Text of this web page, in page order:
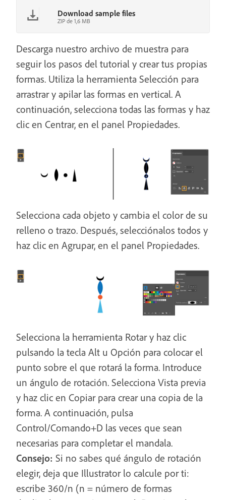
Download sample files
ZIP de 1,6 MB
Descarga nuestro archivo de muestra para
seguir los pasos del tutorial y crear tus propias
formas. Utiliza la herramienta Selección para
arrastrar y apilar las formas en vertical. A
continuación, selecciona todas las formas y haz
clic en Centrar, en el panel Propiedades.
Selecciona cada objeto y cambia el color de su
relleno o trazo. Después, selecciónalos todos y
haz clic en Agrupar, en el panel Propiedades.
Selecciona la herramienta Rotar y haz clic
pulsando la tecla Alt u Opción para colocar el
punto sobre el que rotará la forma. Introduce
un ángulo de rotación. Selecciona Vista previa
y haz clic en Copiar para crear una copia de la
forma. A continuación, pulsa
Control/Comando+D las veces que sean
necesarias para completar el mandala.
Consejo: Si no sabes qué ángulo de rotación
elegir, deja que Illustrator lo calcule por ti:
escribe 360/n (n = número de formas